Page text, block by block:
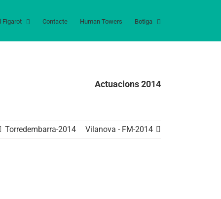
Figarot Contacte Human Towers Botiga
Actuacions 2014
Torredembarra-2014 Vilanova - FM-2014